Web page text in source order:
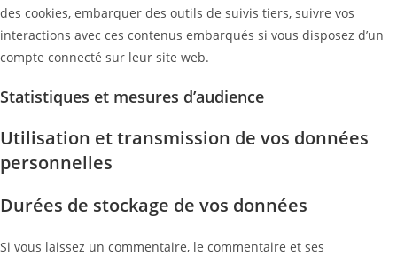
des cookies, embarquer des outils de suivis tiers, suivre vos
interactions avec ces contenus embarqués si vous disposez d’un
compte connecté sur leur site web.
Statistiques et mesures d’audience
Utilisation et transmission de vos données
personnelles
Durées de stockage de vos données
Si vous laissez un commentaire, le commentaire et ses